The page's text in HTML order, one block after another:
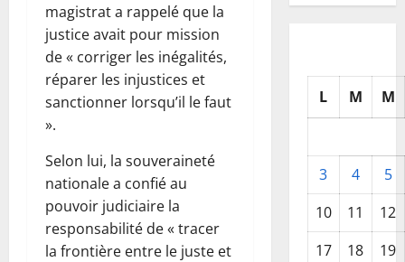
magistrat a rappelé que la
justice avait pour mission
de « corriger les inégalités,
réparer les injustices et
sanctionner lorsqu’il le faut
».
Selon lui, la souveraineté
nationale a confié au
pouvoir judiciaire la
responsabilité de « tracer
la frontière entre le juste et
L M M
3 4
5
10
11
12
17
18
19